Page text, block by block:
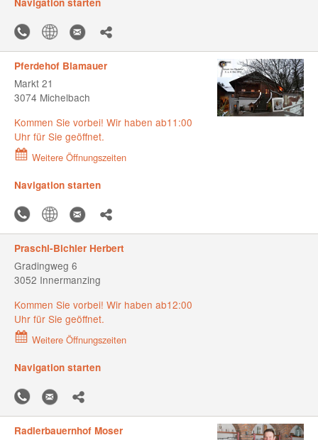
Pferdehof Blamauer
Markt 21
3074 Michelbach
Kommen Sie vorbei! Wir haben ab11:00
Uhr für Sie geöffnet.
Weitere Öffnungszeiten
Navigation starten
Praschl-Bichler Herbert
Gradingweg 6
3052 Innermanzing
Kommen Sie vorbei! Wir haben ab12:00
Uhr für Sie geöffnet.
Weitere Öffnungszeiten
Navigation starten
Radlerbauernhof Moser